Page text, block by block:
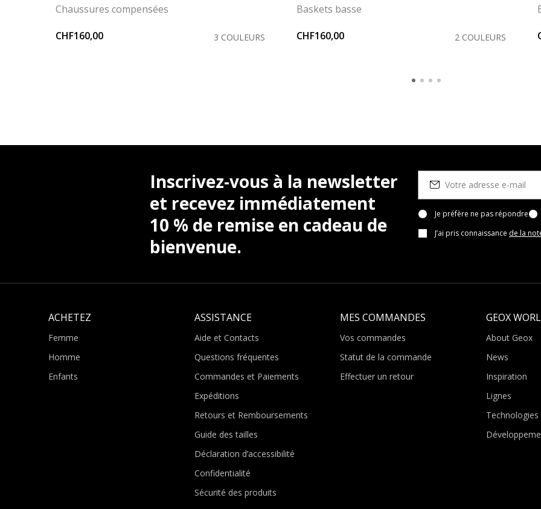
Chaussures compensées
CHF160,00
3 COULEURS
Baskets basse
CHF160,00
2 COULEURS
Inscrivez-vous à la newsletter
et recevez immédiatement
10 % de remise en cadeau de
bienvenue.
Je préfère ne pas répondre
J’ai pris connaissance de la
ACHETEZ
Femme
Homme
Enfants
ASSISTANCE
Aide et Contacts
Questions fréquentes
Commandes et Paiements
Expéditions
Retours et Remboursements
Guide des tailles
Déclaration d’accessibilité
Confidentialité
Sécurité des produits
MES COMMANDES
Vos commandes
Statut de la commande
Effectuer un retour
GEOX
About Geox
News
Inspiration
Lignes
Technologies